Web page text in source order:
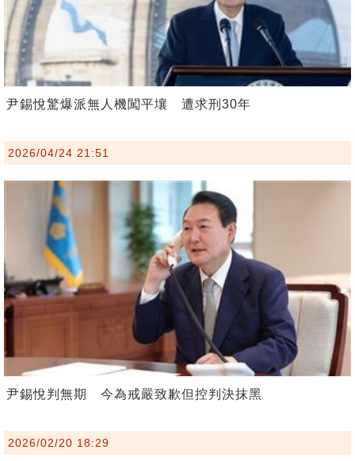
尹錫悅驚爆派無人機闖平壤 遭求刑30年
2026/04/24 21:51
尹錫悅判無期 今為戒嚴致歉但控判決抹黑
2026/02/20 18:29